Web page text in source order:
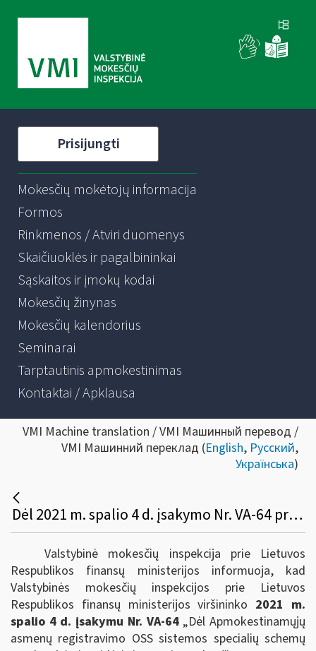
Prisijungti
Mokesčių mokėtojų informacija
Formos
Rinkmenos / Atviri duomenys
Skaičiuoklės ir pagalbininkai
Sąskaitos ir įmokų kodai
Mokesčių žinynas
Mokesčių kalendorius
Seminarai
Tarptautinis apmokestinimas
Kontaktai / Apklausa
VMI Machine translation / VMI Машинный перевод /
VMI Машинний переклад (English, Русский,
Українська)
Dėl 2021 m. spalio 4 d. įsakymo Nr. VA-64 priėmimo
Valstybinė mokesčių inspekcija prie Lietuvos
Respublikos finansų ministerijos informuoja, kad
Valstybinės mokesčių inspekcijos prie Lietuvos
Respublikos finansų ministerijos viršininko 2021 m.
spalio 4 d. įsakymu Nr. VA-64„Dėl Apmokestinamųjų
asmenų registravimo OSS sistemos specialių schemų